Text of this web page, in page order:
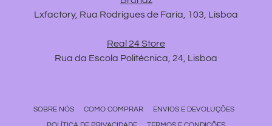
Lxfactory, Rua Rodrigues de Faria, 103, Lisboa
Real 24 Store
Rua da Escola Politécnica, 24, Lisboa
SOBRE NÓS COMO COMPRAR
ENVIOS E DEVOLUÇÕES